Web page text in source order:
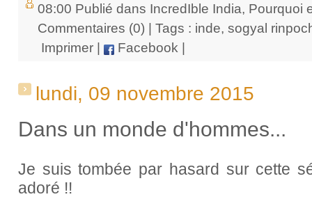
08:00 Publié dans IncredIble India, Pourquoi
Commentaires (0) | Tags : inde, sogyal
Imprimer | Facebook |
lundi, 09 novembre 2015
Dans un monde d'hommes...
Je suis tombée par hasard sur cette
adoré !!